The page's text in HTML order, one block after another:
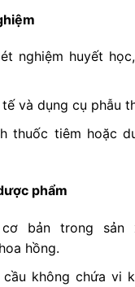
nghiệm huyết
và dụng cụ phẫu
thuốc tiêm hoặc
phẩm
cơ bản trong sản
hồng.
không chứa vi